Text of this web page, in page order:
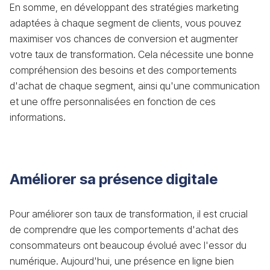
En somme, en développant des stratégies marketing
adaptées à chaque segment de clients, vous pouvez
maximiser vos chances de conversion et augmenter
votre taux de transformation. Cela nécessite une bonne
compréhension des besoins et des comportements
d'achat de chaque segment, ainsi qu'une communication
et une offre personnalisées en fonction de ces
informations.
Améliorer sa présence digitale
Pour améliorer son taux de transformation, il est crucial
de comprendre que les comportements d'achat des
consommateurs ont beaucoup évolué avec l'essor du
numérique. Aujourd'hui, une présence en ligne bien